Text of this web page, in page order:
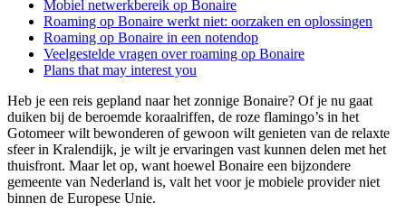
Mobiel netwerkbereik op Bonaire
Roaming op Bonaire werkt niet: oorzaken en oplossingen
Roaming op Bonaire in een notendop
Veelgestelde vragen over roaming op Bonaire
Plans that may interest you
Heb je een reis gepland naar het zonnige Bonaire? Of je nu gaat
duiken bij de beroemde koraalriffen, de roze flamingo’s in het
Gotomeer wilt bewonderen of gewoon wilt genieten van de relaxte
sfeer in Kralendijk, je wilt je ervaringen vast kunnen delen met het
thuisfront. Maar let op, want hoewel Bonaire een bijzondere
gemeente van Nederland is, valt het voor je mobiele provider niet
binnen de Europese Unie.